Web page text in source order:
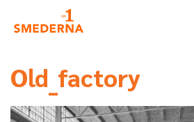
Old_factory